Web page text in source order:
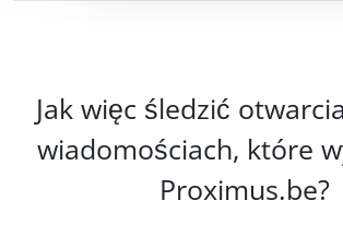
Jak więc śledzić
wiadomościach, które
Proximus.be?